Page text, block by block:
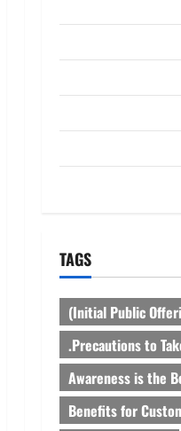
TAGS
(Initial Public
.Precautions to
Awareness is the
Benefits for